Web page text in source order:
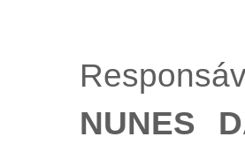
NUNES